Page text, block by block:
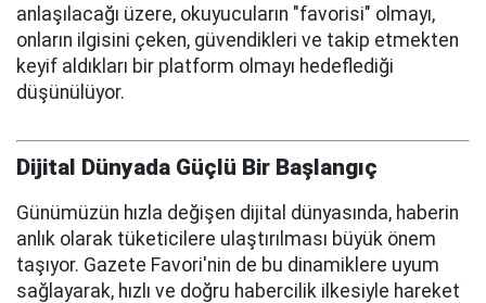
anlaşılacağı üzere, okuyucuların "favorisi" olmayı,
onların ilgisini çeken, güvendikleri ve takip etmekten
keyif aldıkları bir platform olmayı hedeflediği
düşünülüyor.
Dijital Dünyada Güçlü Bir Başlangıç
Günümüzün hızla değişen dijital dünyasında, haberin
anlık olarak tüketicilere ulaştırılması büyük önem
taşıyor. Gazete Favori'nin de bu dinamiklere uyum
sağlayarak, hızlı ve doğru habercilik ilkesiyle hareket